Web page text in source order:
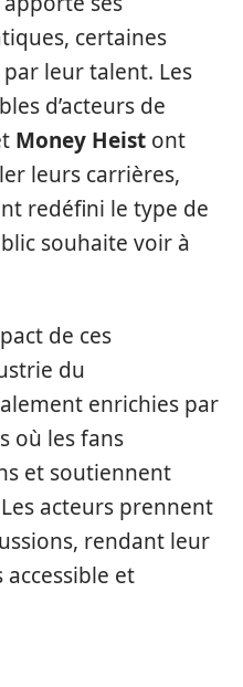
certaines
leur talent. Les
d’acteurs de
Money Heist ont
leurs carrières,
redéfini le type de
souhaite voir à
de ces
du
enrichies par
où les fans
et soutiennent
acteurs prennent
rendant leur
et